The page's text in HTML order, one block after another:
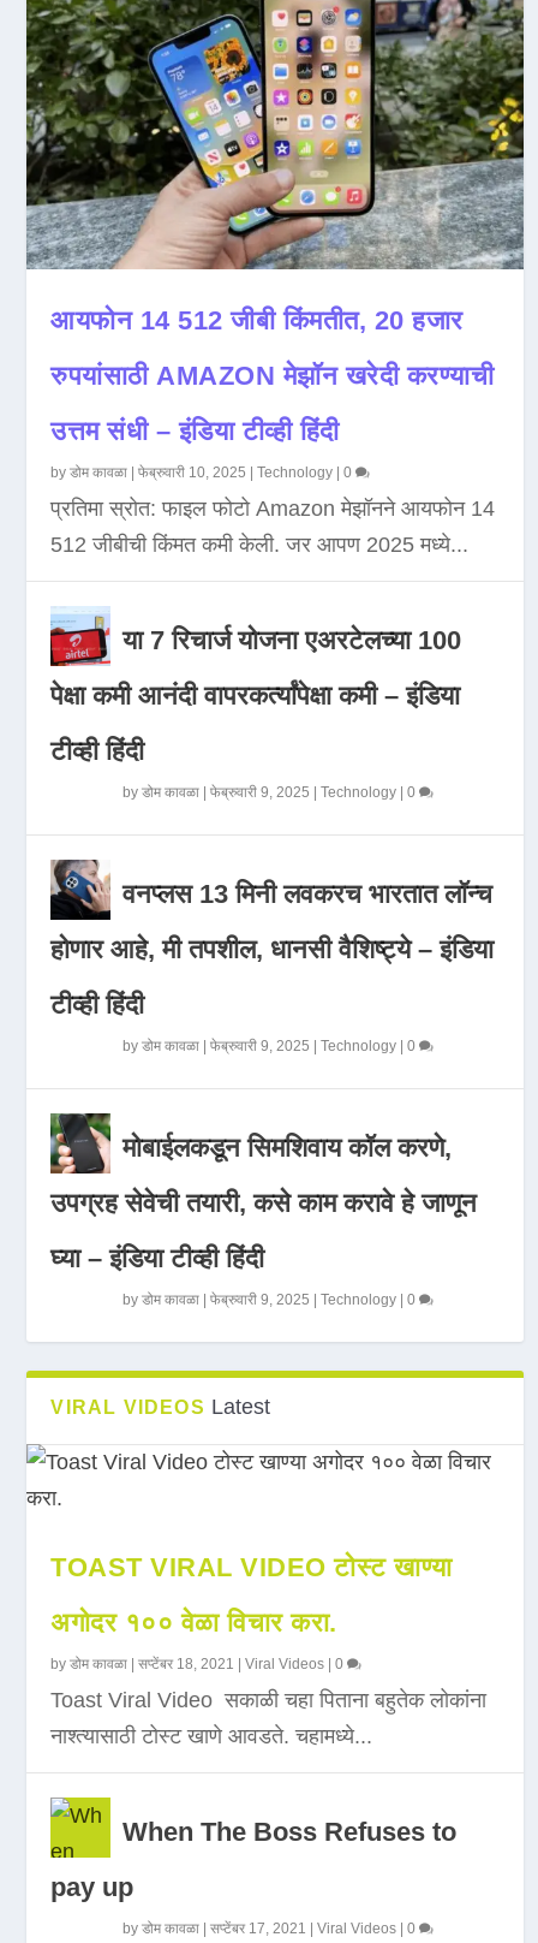
आयफोन 14 512 जीबी किंमतीत, 20 हजार
रुपयांसाठी AMAZON मेझॉन खरेदी करण्याची
उत्तम संधी – इंडिया टीव्ही हिंदी
byडोम कावळा |फेब्रुवारी 10, 2025 |Technology |0
प्रतिमा स्रोत: फाइल फोटो Amazon मेझॉनने आयफोन 14
512 जीबीची किंमत कमी केली. जर आपण 2025 मध्ये...
या 7 रिचार्ज योजना एअरटेलच्या 100
पेक्षा कमी आनंदी वापरकर्त्यांपेक्षा कमी – इंडिया
टीव्ही हिंदी
byडोम कावळा |फेब्रुवारी 9, 2025 |Technology |0
वनप्लस 13 मिनी लवकरच भारतात लॉन्च
होणार आहे, मी तपशील, धानसी वैशिष्ट्ये – इंडिया
टीव्ही हिंदी
byडोम कावळा |फेब्रुवारी 9, 2025 |Technology |0
मोबाईलकडून सिमशिवाय कॉल करणे,
उपग्रह सेवेची तयारी, कसे काम करावे हे जाणून
घ्या – इंडिया टीव्ही हिंदी
byडोम कावळा |फेब्रुवारी 9, 2025 |Technology |0
VIRAL VIDEOS Latest
TOAST VIRAL VIDEO टोस्ट खाण्या
अगोदर १०० वेळा विचार करा.
byडोम कावळा |सप्टेंबर 18, 2021 |Viral Videos |0
Toast Viral Video सकाळी चहा पिताना बहुतेक लोकांना
नाश्त्यासाठी टोस्ट खाणे आवडते. चहामध्ये...
When The Boss Refuses to
pay up
byडोम कावळा |सप्टेंबर 17, 2021 |Viral Videos |0